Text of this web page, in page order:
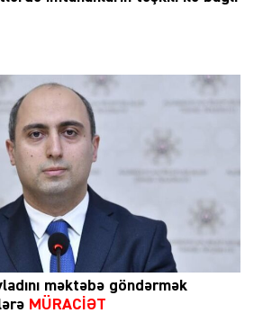
məktəbə göndərmək
MÜRACİƏT